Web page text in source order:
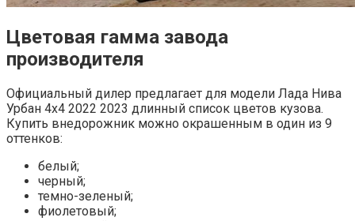
Цветовая гамма завода
производителя
Официальный дилер предлагает для модели Лада Нива
Урбан 4х4 2022 2023 длинный список цветов кузова.
Купить внедорожник можно окрашенным в один из 9
оттенков:
белый;
черный;
темно-зеленый;
фиолетовый;